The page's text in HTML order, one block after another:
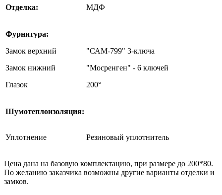
Отделка: МДФ
Фурнитура:
Замок верхний
Замок нижний
Глазок
"САМ-799" 3-ключа
"Мосренген" - 6 ключей
200°
Шумотеплоизоляция:
Уплотнение Резиновый уплотнитель
Цена дана на базовую комплектацию, при размере до 200*80.
По желанию заказчика возможны другие варианты отделки и
замков.